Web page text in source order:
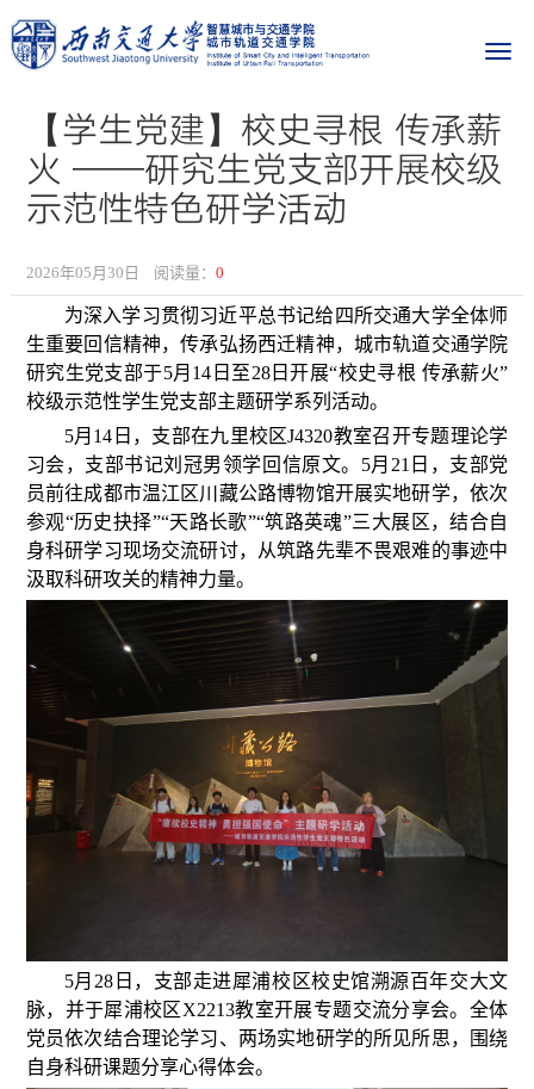
【学生党建】校史寻根 传承薪
火 ——研究生党支部开展校级
示范性特色研学活动
2026年05月30日 阅读量： 0
为深入学习贯彻习近平总书记给四所交通大学全体师
生重要回信精神，传承弘扬西迁精神，城市轨道交通学院
研究生党支部于5月14日至28日开展“校史寻根 传承薪火”
校级示范性学生党支部主题研学系列活动。
5月14日，支部在九里校区J4320教室召开专题理论学
习会，支部书记刘冠男领学回信原文。5月21日，支部党
员前往成都市温江区川藏公路博物馆开展实地研学，依次
参观“历史抉择”“天路长歌”“筑路英魂”三大展区，结合自
身科研学习现场交流研讨，从筑路先辈不畏艰难的事迹中
汲取科研攻关的精神力量。
5月28日，支部走进犀浦校区校史馆溯源百年交大文
脉，并于犀浦校区X2213教室开展专题交流分享会。全体
党员依次结合理论学习、两场实地研学的所见所思，围绕
自身科研课题分享心得体会。